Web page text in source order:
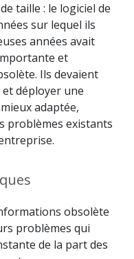
taille : le logiciel de
sur lequel ils
années avait
et
Ils devaient
déployer une
adaptée,
problèmes existants
obsolète
problèmes qui
de la part des